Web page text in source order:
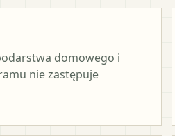
domowego i
nie zastępuje